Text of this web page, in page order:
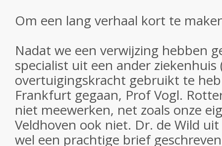
Om een lang verhaal kort te
Nadat we een verwijzing hebben
specialist uit een ander ziekenhuis
overtuigingskracht gebruikt te
Frankfurt gegaan, Prof Vogl.
niet meewerken, net zoals onze
Veldhoven ook niet. Dr. de Wild
wel een prachtige brief